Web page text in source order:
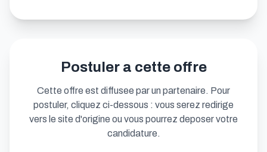
Postuler a cette offre
Cette offre est diffusee par un partenaire. Pour
postuler, cliquez ci-dessous : vous serez redirige
vers le site d'origine ou vous pourrez deposer votre
candidature.